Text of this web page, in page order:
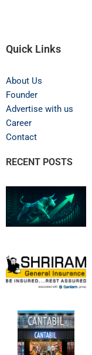
Quick Links
About Us
Founder
Advertise with us
Career
Contact
RECENT POSTS